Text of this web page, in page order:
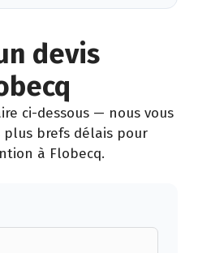
devis
ci-dessous — nous vous
brefs délais pour
à Flobecq.